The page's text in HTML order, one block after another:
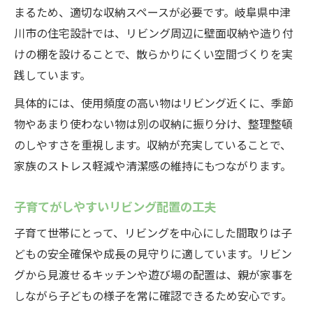
まるため、適切な収納スペースが必要です。岐阜県中津
川市の住宅設計では、リビング周辺に壁面収納や造り付
けの棚を設けることで、散らかりにくい空間づくりを実
践しています。
具体的には、使用頻度の高い物はリビング近くに、季節
物やあまり使わない物は別の収納に振り分け、整理整頓
のしやすさを重視します。収納が充実していることで、
家族のストレス軽減や清潔感の維持にもつながります。
子育てがしやすいリビング配置の工夫
子育て世帯にとって、リビングを中心にした間取りは子
どもの安全確保や成長の見守りに適しています。リビン
グから見渡せるキッチンや遊び場の配置は、親が家事を
しながら子どもの様子を常に確認できるため安心です。